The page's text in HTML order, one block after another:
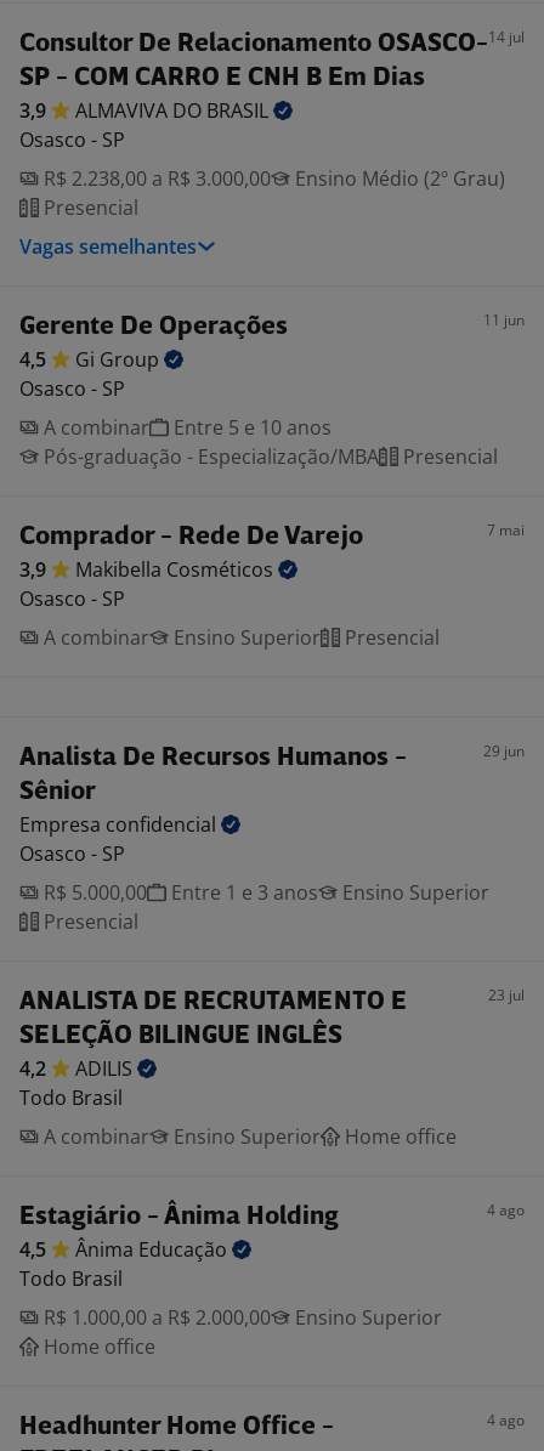
Consultor De Relacionamento OSASCO-
SP - COM CARRO E CNH B Em Dias
14 jul
3,9 ALMAVIVA DO BRASIL
Osasco - SP
R$ 2.238,00 a R$ 3.000,00
Ensino Médio (2º Grau)
Presencial
Vagas semelhantes
Gerente De Operações 11 jun
4,5 Gi Group
Osasco - SP
A combinar
Entre 5 e 10 anos
Pós-graduação - Especialização/MBA
Presencial
Comprador - Rede De Varejo 7 mai
3,9 Makibella Cosméticos
Osasco - SP
A combinar
Ensino Superior Presencial
Analista De Recursos Humanos -
Sênior
29 jun
Empresa confidencial
Osasco - SP
R$ 5.000,00
Entre 1 e 3 anos
Ensino Superior
Presencial
ANALISTA DE RECRUTAMENTO E
SELEÇÃO BILINGUE INGLÊS
23 jul
4,2
ADILIS
Todo Brasil
A combinar
Ensino Superior Home office
Estagiário - Ânima Holding 4 ago
4,5 Ânima Educação
Todo Brasil
R$ 1.000,00 a R$ 2.000,00
Ensino Superior
Home office
Headhunter Home Office -
4 ago